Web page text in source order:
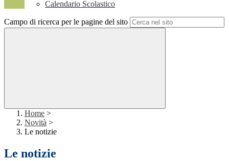
Calendario Scolastico
Campo di ricerca per le pagine del sito
Home >
Novità >
Le notizie
Le notizie